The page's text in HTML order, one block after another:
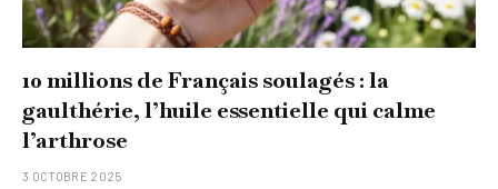
10 millions de Français soulagés : la
gaulthérie, l’huile essentielle qui calme
l’arthrose
3 OCTOBRE 2025